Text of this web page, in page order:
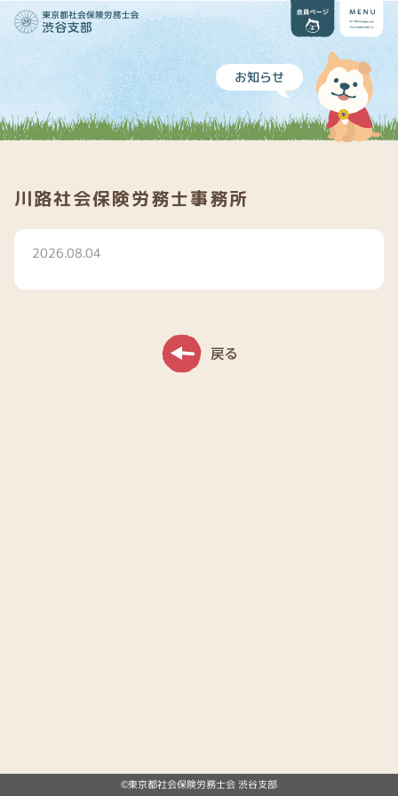
お知らせ
川路社会保険労務士事務所
2026.08.04
©東京都社会保険労務士会 渋谷支部